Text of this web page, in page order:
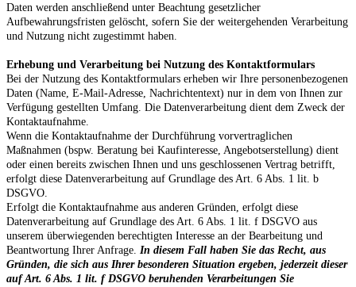
Daten werden anschließend unter Beachtung gesetzlicher
Aufbewahrungsfristen gelöscht, sofern Sie der weitergehenden Verarbeitung
und Nutzung nicht zugestimmt haben.
Erhebung und Verarbeitung bei Nutzung des Kontaktformulars
Bei der Nutzung des Kontaktformulars erheben wir Ihre personenbezogenen
Daten (Name, E-Mail-Adresse, Nachrichtentext) nur in dem von Ihnen zur
Verfügung gestellten Umfang. Die Datenverarbeitung dient dem Zweck der
Kontaktaufnahme.
Wenn die Kontaktaufnahme der Durchführung vorvertraglichen
Maßnahmen (bspw. Beratung bei Kaufinteresse, Angebotserstellung) dient
oder einen bereits zwischen Ihnen und uns geschlossenen Vertrag betrifft,
erfolgt diese Datenverarbeitung auf Grundlage des Art. 6 Abs. 1 lit. b
DSGVO.
Erfolgt die Kontaktaufnahme aus anderen Gründen, erfolgt diese
Datenverarbeitung auf Grundlage des Art. 6 Abs. 1 lit. f DSGVO aus
unserem überwiegenden berechtigten Interesse an der Bearbeitung und
Beantwortung Ihrer Anfrage. In diesem Fall haben Sie das Recht, aus
Gründen, die sich aus Ihrer besonderen Situation ergeben, jederzeit dieser
auf Art. 6 Abs. 1 lit. f DSGVO beruhenden Verarbeitungen Sie